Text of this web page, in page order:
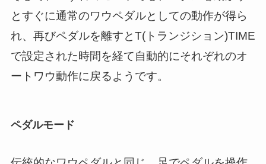
とすぐに通常のワウペダルとしての動作が得ら
れ、再びペダルを離すとT(トランジション)TIME
で設定された時間を経て自動的にそれぞれのオ
ートワウ動作に戻るようです。
ペダルモード